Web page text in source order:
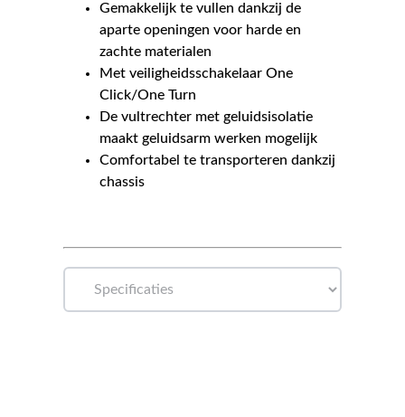
Gemakkelijk te vullen dankzij de
aparte openingen voor harde en
zachte materialen
Met veiligheidsschakelaar One
Click/One Turn
De vultrechter met geluidsisolatie
maakt geluidsarm werken mogelijk
Comfortabel te transporteren dankzij
chassis